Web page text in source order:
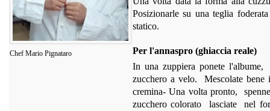
Chef Mario Pignataro
Posizionarle su una teglia
statico.
Per l'annaspro (ghiaccia reale)
In una zuppiera ponete
zucchero a velo. Mescolate bene
cremina- Una volta pronto,
zucchero colorato lasciate nel